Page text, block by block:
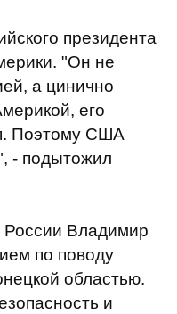
президента
"Он не
а цинично
его
Поэтому США
- подытожил
России Владимир
по поводу
областью.
и